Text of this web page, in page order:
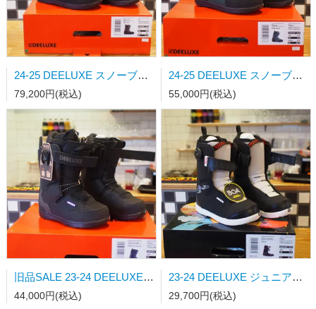
24-25 DEELUXE スノーブーツ ARETH RIN CTF DARK OAK 日本正規品
79,200円(税込)
24-25 DEELUXE スノーブーツ TEAM ID ESSENTIAL DARK GREEN STAGE3 26.0cm日本正規品
55,000円(税込)
旧品SALE 23-24 DEELUXE スノーブーツ TEAM ID LARA ESSENTIAL BLACK STAGE3 24.5cm日本正規品
44,000円(税込)
23-24 DEELUXE ジュニアスノーブーツ ROUGH DIAMOND BLACK STAGE1 23.5cm日本正規品
29,700円(税込)